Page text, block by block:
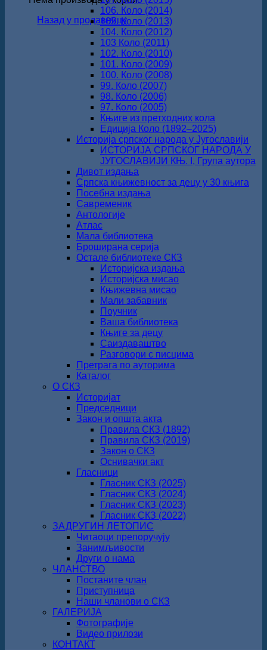
Назад у продавницу
106. Коло (2014)
105. Коло (2013)
104. Коло (2012)
103 Коло (2011)
102. Коло (2010)
101. Коло (2009)
100. Коло (2008)
99. Коло (2007)
98. Коло (2006)
97. Коло (2005)
Књиге из претходних кола
Едиција Коло (1892‒2025)
Историја српског народа у Југославији
ИСТОРИЈА СРПСКОГ НАРОДА У
ЈУГОСЛАВИЈИ КЊ. I, Група аутора
Дивот издања
Српска књижевност за децу у 30 књига
Посебна издања
Савременик
Антологије
Атлас
Мала библиотека
Броширана серија
Остале библиотеке СКЗ
Историјска издања
Историјска мисао
Књижевна мисао
Мали забавник
Поучник
Ваша библиотека
Књиге за децу
Саиздаваштво
Разговори с писцима
Претрага по ауторима
Каталог
О СКЗ
Историјат
Председници
Закон и општа акта
Правила СКЗ (1892)
Правила СКЗ (2019)
Закон о СКЗ
Оснивачки акт
Гласници
Гласник СКЗ (2025)
Гласник СКЗ (2024)
Гласник СКЗ (2023)
Гласник СКЗ (2022)
ЗАДРУГИН ЛЕТОПИС
Читаоци препоручују
Занимљивости
Други о нама
ЧЛАНСТВО
Постаните члан
Приступница
Наши чланови о СКЗ
ГАЛЕРИЈА
Фотографије
Видео прилози
КОНТАКТ